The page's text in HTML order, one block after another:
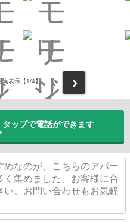
大表示【1/4】
タップで電話ができます
なのが、こちらのアパー
く集めました。お客様に合
い。お問い合わせもお気軽